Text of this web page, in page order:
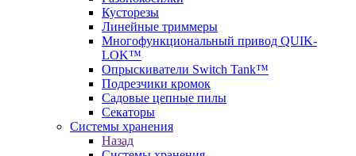
Кусторезы
Линейные триммеры
Многофункциональный привод QUIK-
LOK™
Опрыскиватели Switch Tank™
Подрезчики кромок
Садовые цепные пилы
Секаторы
Системы хранения
Назад